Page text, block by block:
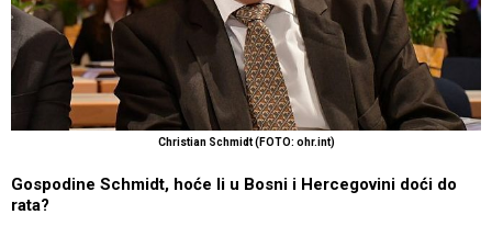
Christian Schmidt (FOTO: ohr.int)
Gospodine Schmidt, hoće li u Bosni i Hercegovini doći do
rata?